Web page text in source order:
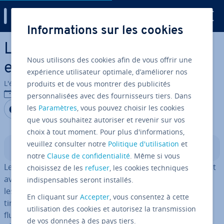
Aller au contenu principal
Le métier d’in­fluen­ceur
expliqué
L'équipe édi­to­riale IONOS
31/10/2024
Partager sur Facebook
Partager sur Twitter
Partager sur LinkedIn
Sommaire
Les in­fluen­ceurs pro­dui­sent du contenu et in­te­ra­gis­sent
avec leursfollowers , ces personnes qui les suivent sur
les réseaux sociaux. De plus en plus d’en­tre­prises en
tirent profit en faisant du marketingcibléavec des in­
fluen­ceurs et en utilisant desoutils de gestion des
Informations sur les cookies
Nous utilisons des cookies afin de vous offrir une
expérience utilisateur optimale, d’améliorer nos
produits et de vous montrer des publicités
personnalisées avec des fournisseurs tiers. Dans
les Paramètres, vous pouvez choisir les cookies
que vous souhaitez autoriser et revenir sur vos
choix à tout moment. Pour plus d'informations,
veuillez consulter notre Politique d'utilisation et
notreClause de confidentialité. Même si vous
choisissez de les refuser, les cookies techniques
indispensables seront installés.
En cliquant surAccepter, vous consentez à cette
utilisation des cookies et autorisez la transmission
de vos données à des pays tiers.